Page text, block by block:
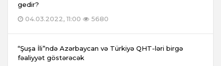
gedir?
04.03.2022, 11:00
5680
“Şuşa İli”ndə Azərbaycan və Türkiyə QHT-ləri birgə
fəaliyyət göstərəcək